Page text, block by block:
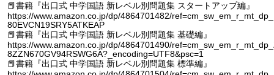
📕書籍『出口式 中学国語 新レベル別問題集 スタートアップ編』
https://www.amazon.co.jp/dp/4864701482/
80EVCN19SRY5ATKEAP
📕書籍『出口式 中学国語 新レベル別問題集 基礎編』
https://www.amazon.co.jp/dp/4864701490/
8ZZN670GV94RSWG6A?_encoding=UTF8&psc=1
📕書籍『出口式 中学国語 新レベル別問題集 標準編』